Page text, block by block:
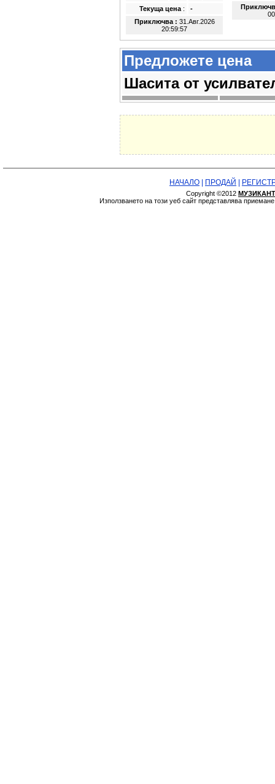
Текуща цена :
-
Приключва : 31.Авг.2026
20:59:57
Предложете цена
Шасита от
НАЧАЛО ПРОДАЙ
Copyright ©2012
Използването на този уеб сайт представлява